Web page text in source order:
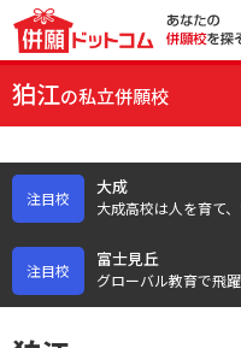
狛江の私立併願校
注目校
大成
大成高校は人を育て
注目校
富士見丘
グローバル教育で飛